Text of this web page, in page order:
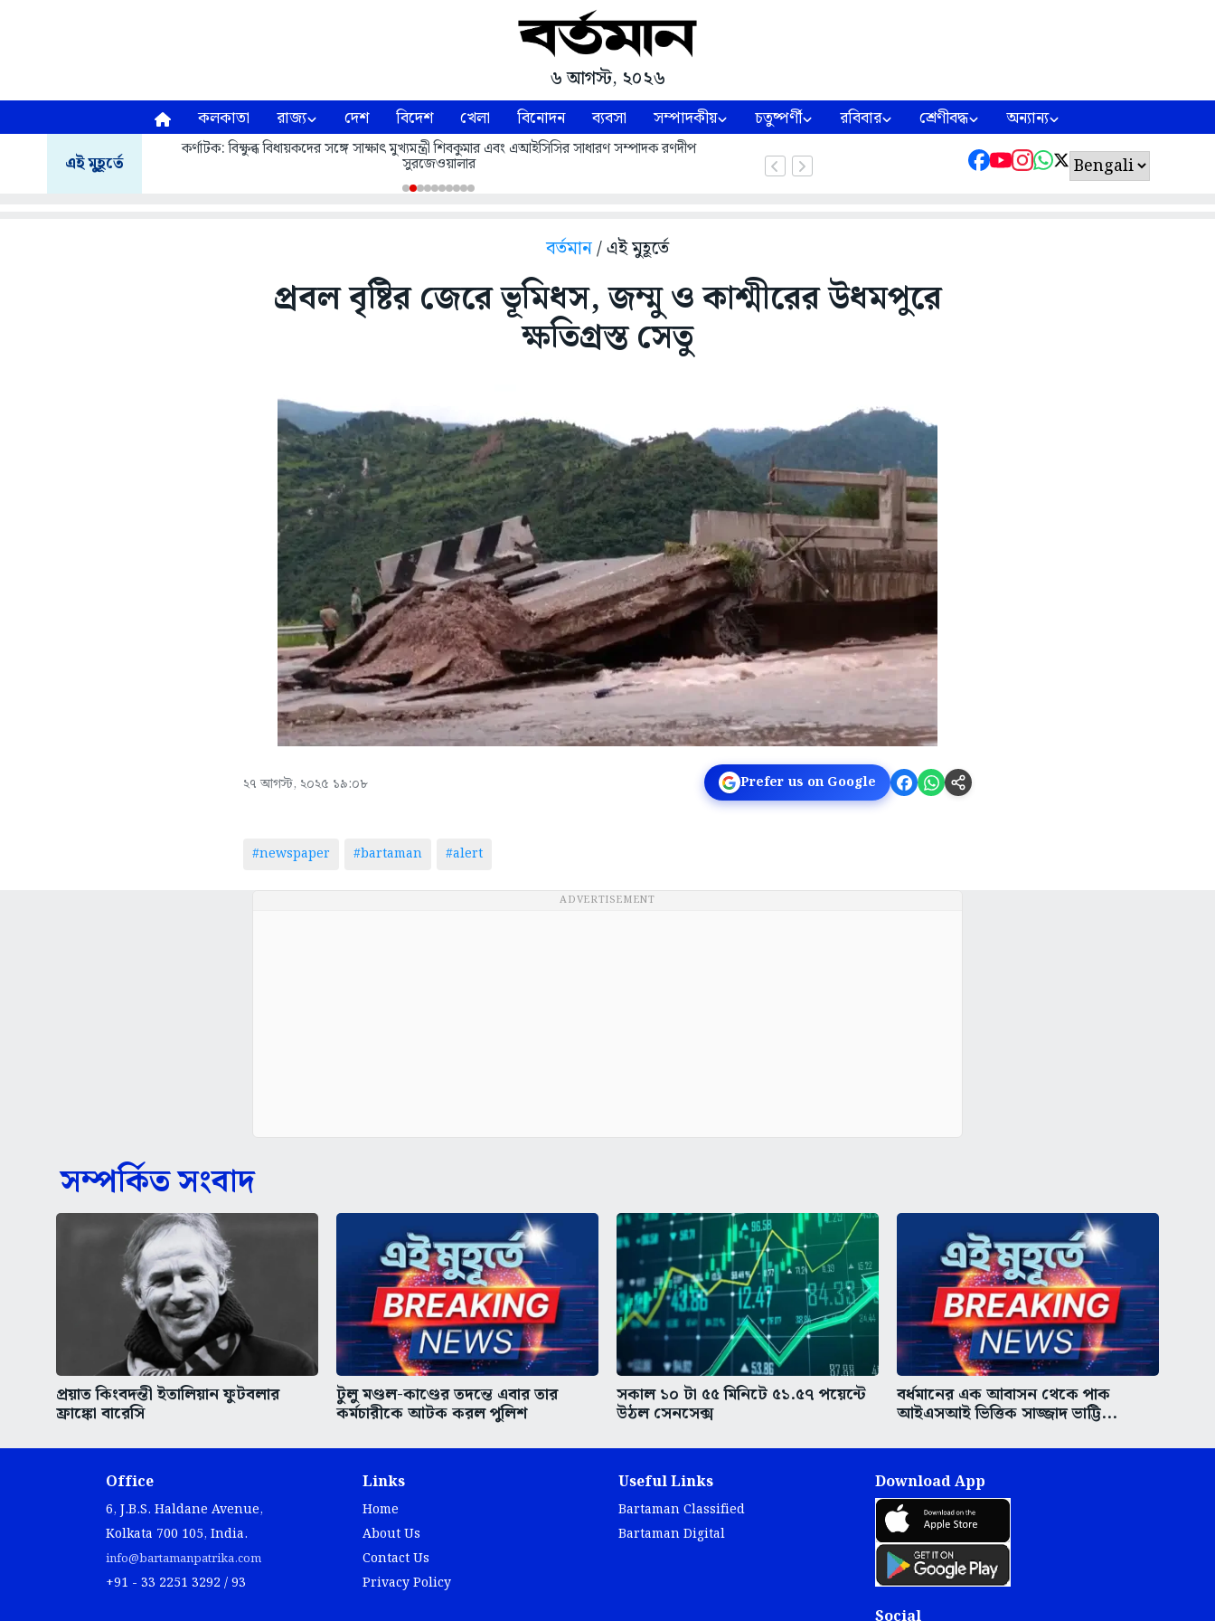
৬ আগস্ট, ২০২৬
কলকাতা রাজ্য দেশ বিদেশ খেলা বিনোদন ব্যবসা সম্পাদকীয় চতুষ্পর্ণী রবিবার শ্রেণীবদ্ধ অন্যান্য
এই মুহূর্তে
কর্ণাটক: বিক্ষুব্ধ বিধায়কদের সঙ্গে সাক্ষাৎ মুখ্যমন্ত্রী শিবকুমার এবং এআইসিসির সাধারণ সম্পাদক রণদীপ
সুরজেওয়ালার
বর্তমান/ এই মুহূর্তে
প্রবল বৃষ্টির জেরে ভূমিধস, জম্মু ও কাশ্মীরের উধমপুরে
ক্ষতিগ্রস্ত সেতু
২৭ আগস্ট, ২০২৫ ১৯:০৮ Prefer us on Google
#newspaper #bartaman #alert
ADVERTISEMENT
সম্পর্কিত সংবাদ
প্রয়াত কিংবদন্তী ইতালিয়ান ফুটবলার
ফ্রাঙ্কো বারেসি
টুলু মণ্ডল-কাণ্ডের তদন্তে এবার তার
কর্মচারীকে আটক করল পুলিশ
সকাল ১০ টা ৫৫ মিনিটে ৫১.৫৭ পয়েন্টে
উঠল সেনসেক্স
বর্ধমানের এক আবাসন থেকে পাক
আইএসআই ভিত্তিক সাজ্জাদ ভাট্টি...
Office
6, J.B.S. Haldane Avenue,
Kolkata 700 105, India.
info@bartamanpatrika.com
+91 - 33 2251 3292 / 93
Links
Home
About Us
Contact Us
Privacy Policy
Useful Links
Bartaman Classified
Bartaman Digital
Download App